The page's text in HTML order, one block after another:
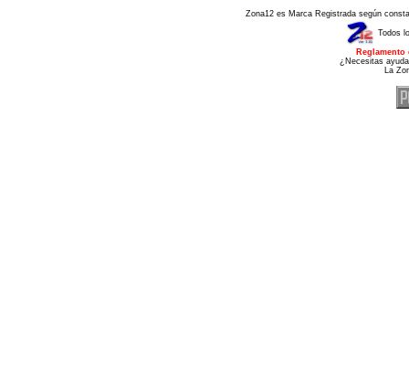
Zona12 es Marca Registrada según
Todos
¿Necesitas
La